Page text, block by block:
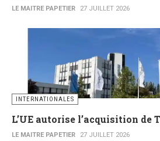
LE MAITRE PAPETIER 27 JUILLET 2026
INTERNATIONALES
L’UE autorise l’acquisition de
LE MAITRE PAPETIER 27 JUILLET 2026